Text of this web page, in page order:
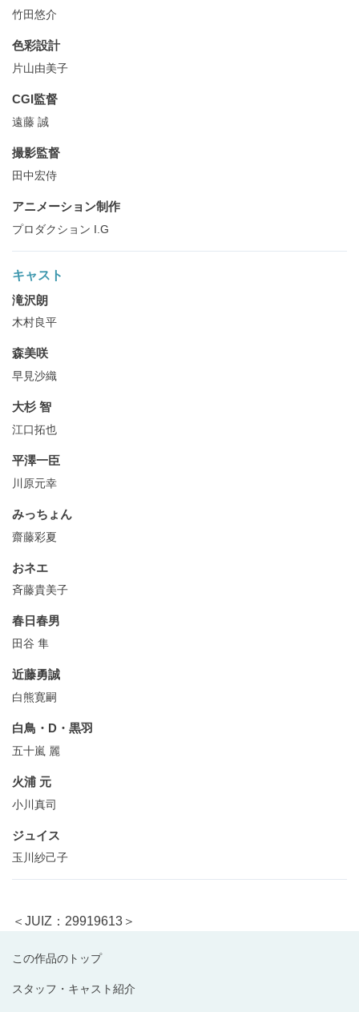
この作品のトップ
スタッフ・キャスト紹介
竹田悠介
色彩設計
片山由美子
CGI監督
遠藤 誠
撮影監督
田中宏侍
アニメーション制作
プロダクション I.G
キャスト
滝沢朗
木村良平
森美咲
早見沙織
大杉 智
江口拓也
平澤一臣
川原元幸
みっちょん
齋藤彩夏
おネエ
斉藤貴美子
春日春男
田谷 隼
近藤勇誠
白熊寛嗣
白鳥・D・黒羽
五十嵐 麗
火浦 元
小川真司
ジュイス
玉川紗己子
＜JUIZ：29919613＞